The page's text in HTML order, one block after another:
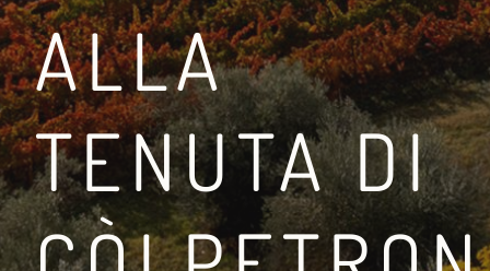
ALLA
TENUTA DI